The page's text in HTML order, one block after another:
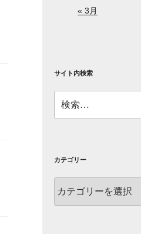
« 3月
サイト内検索
索:
カテゴリー
テ